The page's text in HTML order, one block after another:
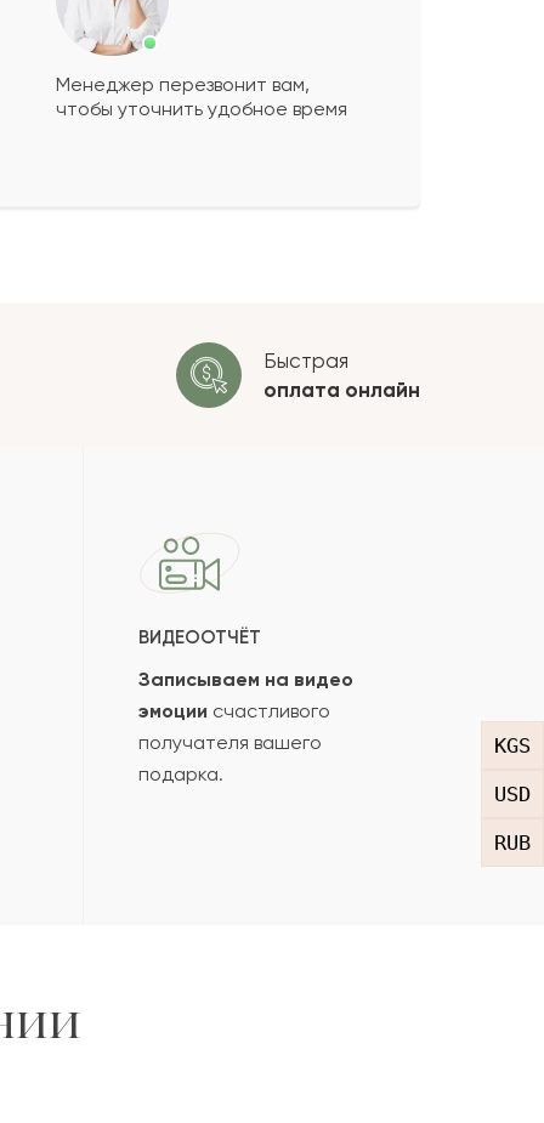
KGS
USD
RUB
будет+?
ОСТАВИТЬ ОТЗЫВ
Менеджер перезвонит вам,
чтобы уточнить удобное время
Быстрая
оплата онлайн
ВИДЕООТЧЁТ
Записываем на видео
эмоции счастливого
получателя вашего
подарка.